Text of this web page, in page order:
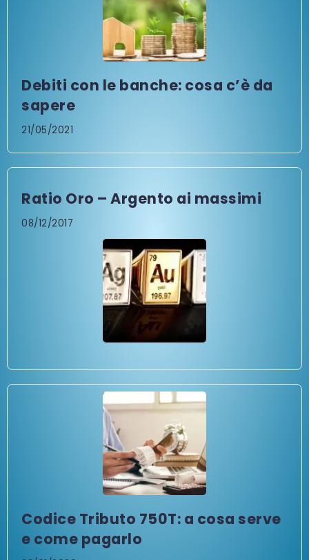
Debiti con le banche: cosa c’è da
sapere
21/05/2021
Ratio Oro – Argento ai massimi
08/12/2017
Codice Tributo 750T: a cosa serve
e come pagarlo